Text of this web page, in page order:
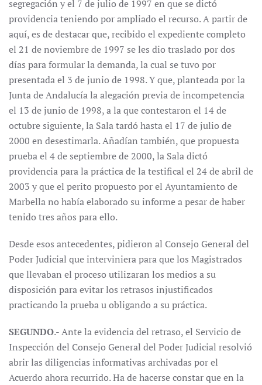
segregación y el 7 de julio de 1997 en que se dictó
providencia teniendo por ampliado el recurso. A partir de
aquí, es de destacar que, recibido el expediente completo
el 21 de noviembre de 1997 se les dio traslado por dos
días para formular la demanda, la cual se tuvo por
presentada el 3 de junio de 1998. Y que, planteada por la
Junta de Andalucía la alegación previa de incompetencia
el 13 de junio de 1998, a la que contestaron el 14 de
octubre siguiente, la Sala tardó hasta el 17 de julio de
2000 en desestimarla. Añadían también, que propuesta
prueba el 4 de septiembre de 2000, la Sala dictó
providencia para la práctica de la testifical el 24 de abril de
2003 y que el perito propuesto por el Ayuntamiento de
Marbella no había elaborado su informe a pesar de haber
tenido tres años para ello.
Desde esos antecedentes, pidieron al Consejo General del
Poder Judicial que interviniera para que los Magistrados
que llevaban el proceso utilizaran los medios a su
disposición para evitar los retrasos injustificados
practicando la prueba u obligando a su práctica.
SEGUNDO.- Ante la evidencia del retraso, el Servicio de
Inspección del Consejo General del Poder Judicial resolvió
abrir las diligencias informativas archivadas por el
Acuerdo ahora recurrido. Ha de hacerse constar que en la